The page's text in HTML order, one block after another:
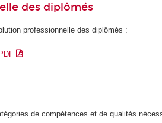
des diplômés
professionnelle des diplômés :
de compétences et de qualités